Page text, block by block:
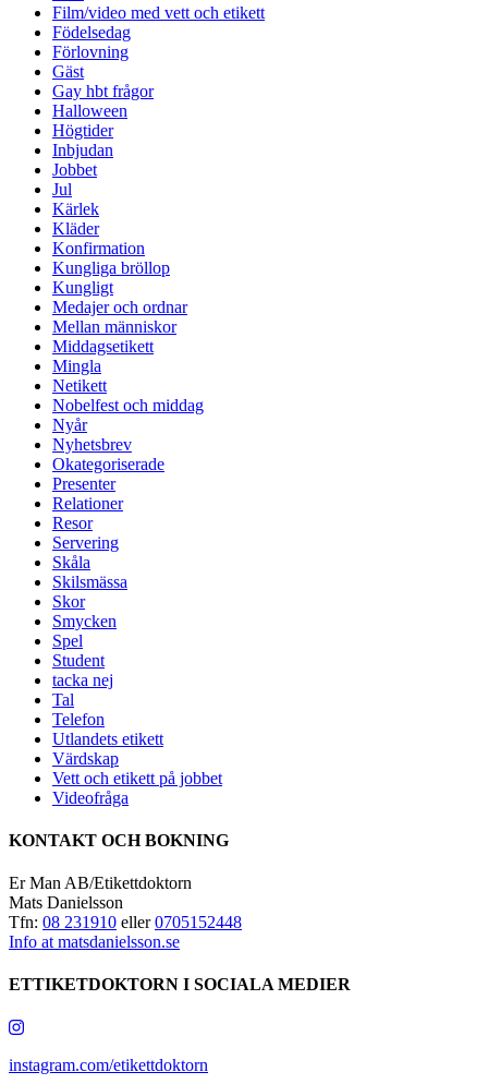
Film/video med vett och etikett
Födelsedag
Förlovning
Gäst
Gay hbt frågor
Halloween
Högtider
Inbjudan
Jobbet
Jul
Kärlek
Kläder
Konfirmation
Kungliga bröllop
Kungligt
Medajer och ordnar
Mellan människor
Middagsetikett
Mingla
Netikett
Nobelfest och middag
Nyår
Nyhetsbrev
Okategoriserade
Presenter
Relationer
Resor
Servering
Skåla
Skilsmässa
Skor
Smycken
Spel
Student
tacka nej
Tal
Telefon
Utlandets etikett
Värdskap
Vett och etikett på jobbet
Videofråga
KONTAKT OCH BOKNING
Er Man AB/Etikettdoktorn
Mats Danielsson
Tfn: 08 231910 eller0705152448
Info at matsdanielsson.se
ETTIKETDOKTORN I SOCIALA MEDIER
instagram.com/etikettdoktorn